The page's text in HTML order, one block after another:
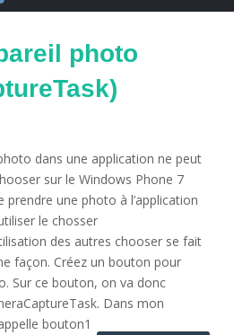
photo
dans une application ne peut
sur le Windows Phone 7
une photo à l’application
le chosser
des autres chooser se fait
façon. Créez un bouton pour
Sur ce bouton, on va donc
Dans mon
bouton1